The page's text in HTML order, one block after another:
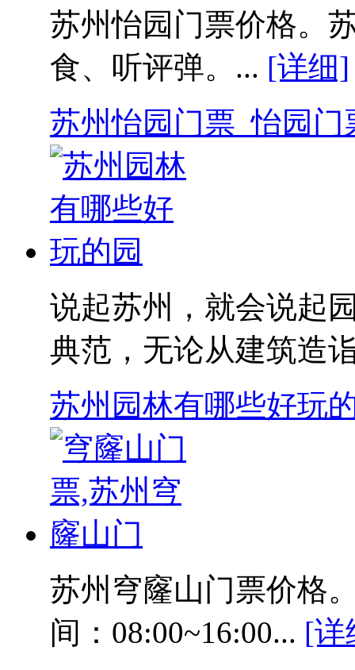
苏州怡园门票价格​。
食、听评弹。... [详细]
苏州怡园门票_怡园门
说起苏州，就会说起
典范，无论从建筑造
苏州园林有哪些好玩
苏州穹窿山门票价格
间：08:00~16:00... [详